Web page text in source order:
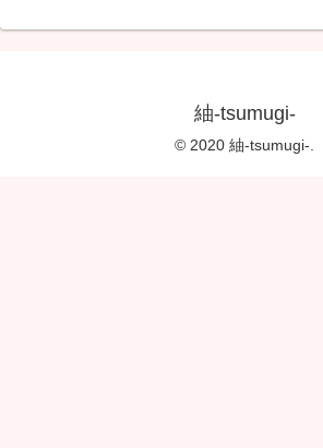
紬-tsumugi-
© 2020 紬-tsumugi-.